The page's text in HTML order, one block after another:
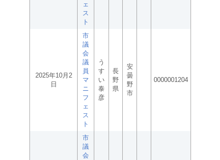
ェ
ス
ト
2025年10月2
日
市
議
会
議
員
マ
ニ
フ
ェ
ス
ト
う
す
い
泰
彦
長
野
県
安
曇
野
市
0000001204
市
議
会